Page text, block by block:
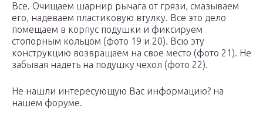
Все. Очищаем шарнир рычага от грязи, смазываем
его, надеваем пластиковую втулку. Все это дело
помещаем в корпус подушки и фиксируем
стопорным кольцом (фото 19 и 20). Всю эту
конструкцию возвращаем на свое место (фото 21). Не
забывая надеть на подушку чехол (фото 22).
Не нашли интересующую Вас информацию? на
нашем форуме.